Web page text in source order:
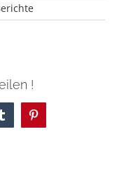
!
TumblrPinterest